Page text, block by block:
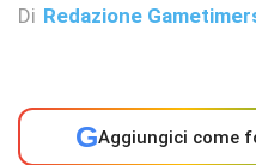
Di Redazione
GAggiungici come